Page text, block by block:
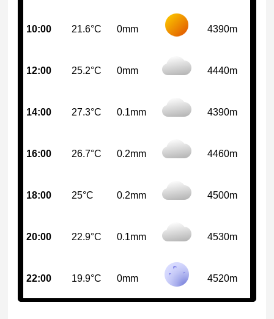
10:00 21.6°C 0mm 4390m
12:00 25.2°C 0mm 4440m
14:00 27.3°C 0.1mm 4390m
16:00 26.7°C 0.2mm 4460m
18:00 25°C 0.2mm 4500m
20:00 22.9°C 0.1mm 4530m
22:00 19.9°C 0mm 4520m